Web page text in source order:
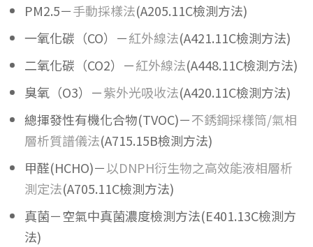
PM2.5－手動採樣法(A205.11C檢測方法)
一氧化碳（CO）－紅外線法(A421.11C檢測方法)
二氧化碳（CO2）－紅外線法(A448.11C檢測方法)
臭氧（O3）－紫外光吸收法(A420.11C檢測方法)
總揮發性有機化合物(TVOC)－不銹鋼採樣筒/氣相
層析質譜儀法(A715.15B檢測方法)
甲醛(HCHO)－以DNPH衍生物之高效能液相層析
測定法(A705.11C檢測方法)
真菌－空氣中真菌濃度檢測方法(E401.13C檢測方
法)